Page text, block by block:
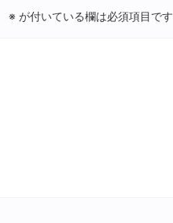
※ が付いている欄は必須項目です